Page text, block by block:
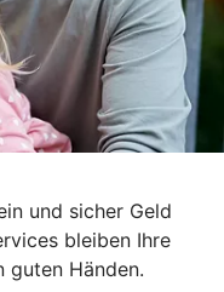
und sicher Geld
bleiben Ihre
guten Händen.